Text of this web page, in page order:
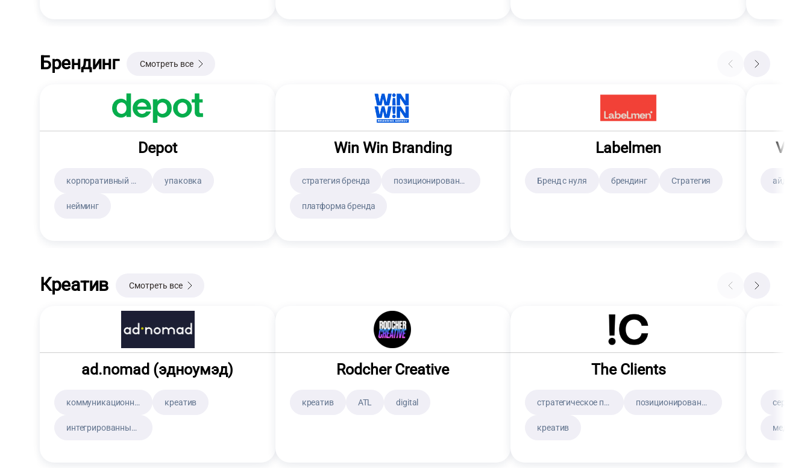
Брендинг Смотреть все
Depot
корпоративный брендинг упаковка
нейминг
Win Win Branding
стратегия бренда позиционирование бренда
платформа бренда
Labelmen
Бренд с нуля брендинг Стратегия
Креатив Смотреть все
ad.nomad (эдноумэд)
коммуникационная и бренд стратегия креатив
интегрированные маркетинговые коммуникации
Rodcher Creative
креатив ATL digital
The Clients
стратегическое планирование позиционирование
креатив